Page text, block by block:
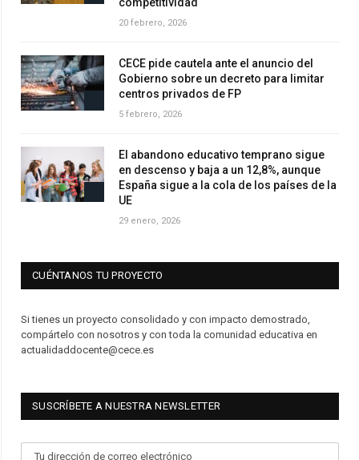
20 febrero, 2026
CECE pide cautela ante el anuncio del
Gobierno sobre un decreto para limitar
centros privados de FP
5 febrero, 2026
El abandono educativo temprano sigue
en descenso y baja a un 12,8%, aunque
España sigue a la cola de los países de la
UE
29 enero, 2026
CUÉNTANOS TU PROYECTO
Si tienes un proyecto consolidado y con impacto demostrado,
compártelo con nosotros y con toda la comunidad educativa en
actualidaddocente@cece.es
SUSCRÍBETE A NUESTRA NEWSLETTER